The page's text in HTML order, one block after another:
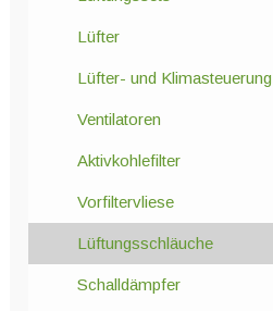
Lüfter
Lüfter- und Klimasteuerung
Ventilatoren
Aktivkohlefilter
Vorfiltervliese
Lüftungsschläuche
Schalldämpfer